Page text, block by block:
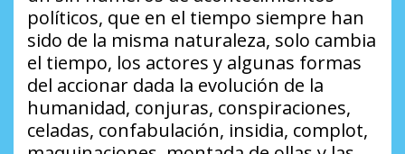
políticos, que en el tiempo siempre han
sido de la misma naturaleza, solo cambia
el tiempo, los actores y algunas formas
del accionar dada la evolución de la
humanidad, conjuras, conspiraciones,
celadas, confabulación, insidia, complot,